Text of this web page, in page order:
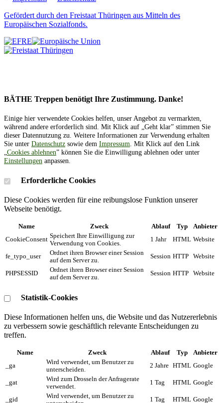
Gefördert durch den Freistaat Thüringen aus Mitteln des
Europäischen Sozialfonds.
BÄTHE Treppen benötigt Ihre Zustimmung. Danke!
Einige hier verwendete Cookies helfen, unser Angebot zu vermarkten,
während andere erforderlich sind. Mit Klick auf „Geht klar” stimmen Sie
dieser Datennutzung zu. Weitere Informationen zur Verwendung erhalten
Sie unter Datenschutz sowie dem Impressum. Mit Klick auf den Link
„Cookies ablehnen” können Sie die Einwilligung ablehnen oder unter
Einstellungen anpassen.
Erforderliche Cookies
Diese Cookies werden für eine reibungslose Funktion unserer
Webseite benötigt.
Name Zweck Ablauf Typ
Anbieter
CookieConsent Speichert Ihre Einwilligung zur
Verwendung von Cookies.
1 Jahr HTML Website
fe_typo_user
Ordnet ihren Browser einer Session
auf dem Server zu.
Session HTTP Website
PHPSESSID
Ordnet ihren Browser einer Session
auf dem Server zu.
Session HTTP Website
Statistik-Cookies
Diese Informationen helfen uns, die Website und das Nutzererlebnis
zu verbessern sowie geschäftlich relevante Entscheidungen zu
treffen.
Name Zweck Ablauf Typ
Anbieter
_ga
Wird verwendet, um Benutzer zu
unterscheiden.
2 Jahre HTML Google
_gat
Wird zum Drosseln der Anfragerate
verwendet.
1 Tag HTML Google
_gid
Wird verwendet, um Benutzer zu
1 Tag HTML Google